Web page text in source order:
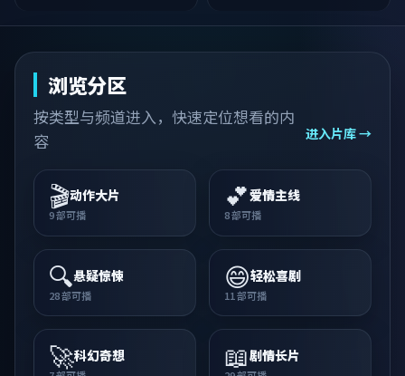
浏览分区
按类型与频道进入，快速定位想看的内
容
进入片库 →
🎬动作大片
9部可播
💕爱情主线
8部可播
🔍悬疑惊悚
28部可播
😄轻松喜剧
11 部可播
🚀科幻奇想 📖剧情长片